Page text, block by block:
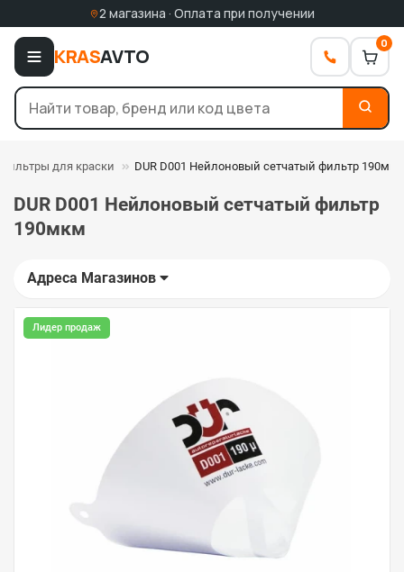
2 магазина · Оплата при получении
KRASAVTO
0
Фильтры для краски DUR D001 Нейлоновый сетчатый фильтр 190мкм
DUR D001 Нейлоновый сетчатый фильтр
190мкм
Адреса Магазинов
Лидер продаж